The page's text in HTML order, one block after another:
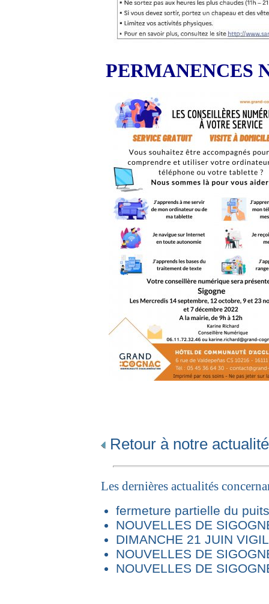
PERMANENCES
Retour à notre actualité
Les dernières actualités
fermeture partielle du
NOUVELLES DE
DIMANCHE 21 JUIN
NOUVELLES DE
NOUVELLES DE